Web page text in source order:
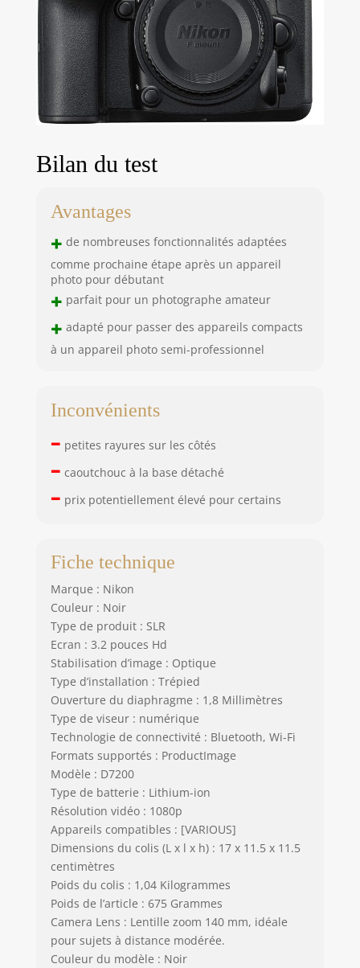
Bilan du test
Avantages
+ de nombreuses fonctionnalités adaptées
comme prochaine étape après un appareil
photo pour débutant
+ parfait pour un photographe amateur
+ adapté pour passer des appareils compacts
à un appareil photo semi-professionnel
Inconvénients
– petites rayures sur les côtés
– caoutchouc à la base détaché
– prix potentiellement élevé pour certains
Fiche technique
Marque : Nikon
Couleur : Noir
Type de produit : SLR
Ecran : 3.2 pouces Hd
Stabilisation d’image : Optique
Type d’installation : Trépied
Ouverture du diaphragme : 1,8 Millimètres
Type de viseur : numérique
Technologie de connectivité : Bluetooth, Wi-Fi
Formats supportés : ProductImage
Modèle : D7200
Type de batterie : Lithium-ion
Résolution vidéo : 1080p
Appareils compatibles : [VARIOUS]
Dimensions du colis (L x l x h) : 17 x 11.5 x 11.5
centimètres
Poids du colis : 1,04 Kilogrammes
Poids de l’article : 675 Grammes
Camera Lens : Lentille zoom 140 mm, idéale
pour sujets à distance modérée.
Couleur du modèle : Noir